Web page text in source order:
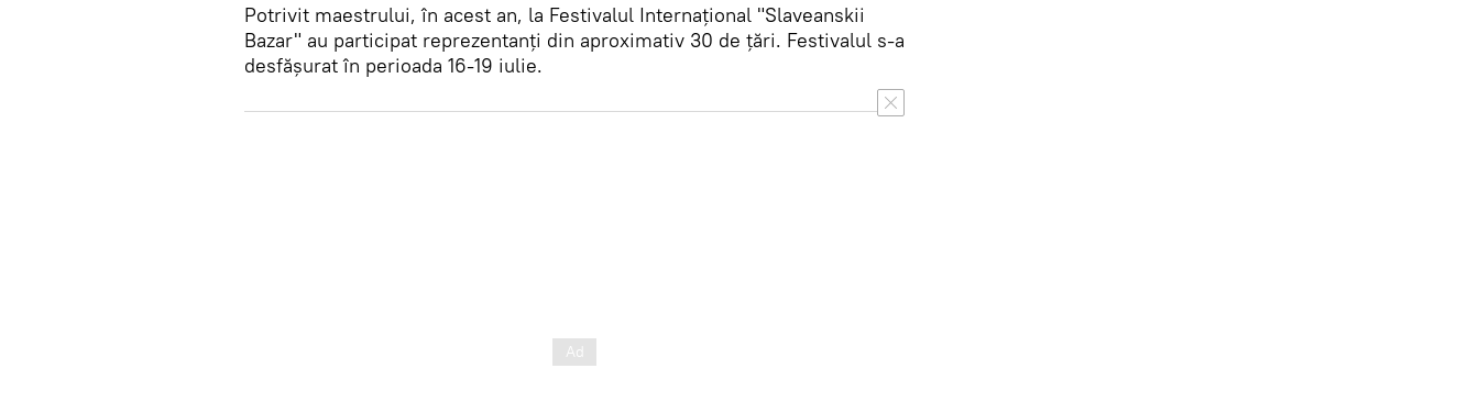
Potrivit maestrului, în acest an, la Festivalul Internațional "Slaveanskii
Bazar" au participat reprezentanți din aproximativ 30 de țări. Festivalul s-a
desfășurat în perioada 16-19 iulie.